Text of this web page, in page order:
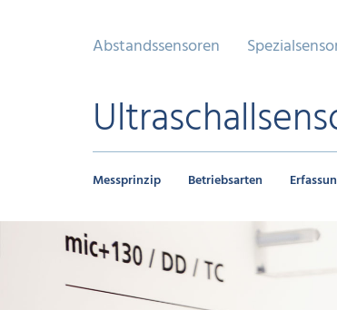
Abstandssensoren
Messprinzip Betriebsarten